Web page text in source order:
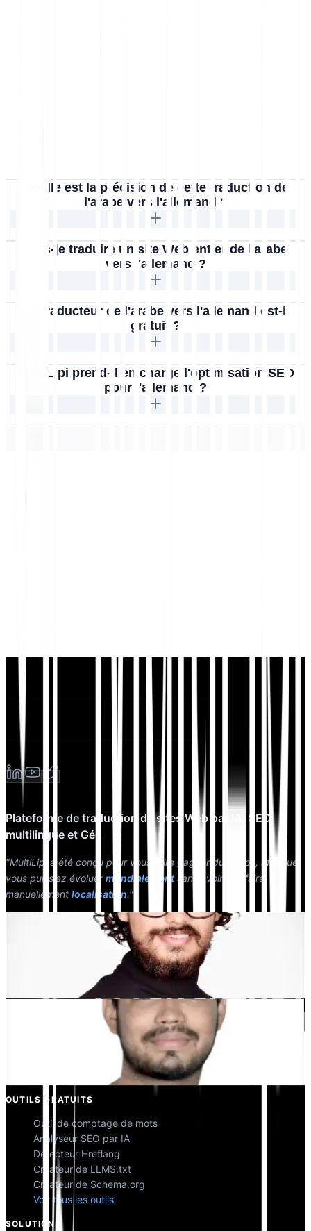
Quelle est la précision de cette traduction de
l'arabe vers l'allemand ?
Puis-je traduire un site Web entier de l'arabe
vers l'allemand ?
Ce traducteur de l'arabe vers l'allemand est-il
gratuit ?
MultiLipi prend-il en charge l'optimisation SEO
pour l'allemand ?
Plateforme de traduction de sites Web par IA, SEO
multilingue et Géo
"MultiLipi a été conçu pour vous faire gagner du temps, afin que
vous puissiez évoluermondialementsans avoir à le faire
manuellement localisation."
Co-fondateur @MultiLipi
Kunal Singh Shekhawat
OUTILS GRATUITS
Outil de comptage de mots
Analyseur SEO par IA
Détecteur Hreflang
Créateur de LLMS.txt
Créateur de Schema.org
Voir tous les outils
SOLUTIONS